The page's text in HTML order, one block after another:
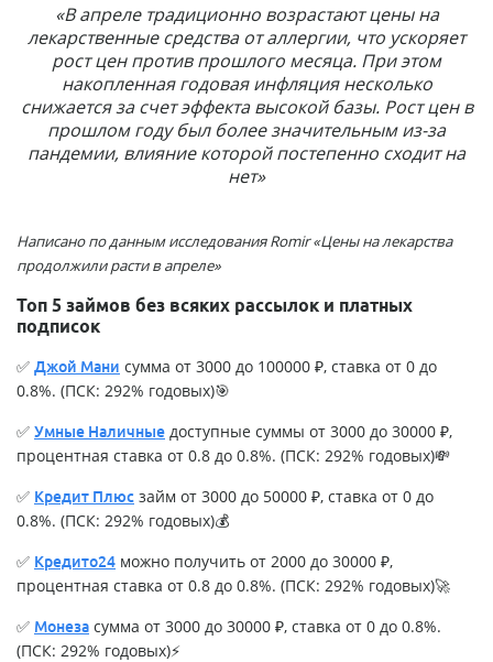
«В апреле традиционно возрастают цены на
лекарственные средства от аллергии, что ускоряет
рост цен против прошлого месяца. При этом
накопленная годовая инфляция несколько
снижается за счет эффекта высокой базы. Рост цен в
прошлом году был более значительным из-за
пандемии, влияние которой постепенно сходит на
нет»
Написано по данным исследования Romir «Цены на лекарства
продолжили расти в апреле»
Топ 5 займов без всяких рассылок и платных
подписок
✅ Джой Мани сумма от 3000 до 100000 ₽, ставка от 0 до
0.8%. (ПСК: 292% годовых)🎯
✅ Умные Наличные доступные суммы от 3000 до 30000 ₽,
процентная ставка от 0.8 до 0.8%. (ПСК: 292% годовых)💸
✅ Кредит Плюс займ от 3000 до 50000 ₽, ставка от 0 до
0.8%. (ПСК: 292% годовых)💰
✅ Кредито24 можно получить от 2000 до 30000 ₽,
процентная ставка от 0.8 до 0.8%. (ПСК: 292% годовых)🚀
✅ Монеза сумма от 3000 до 30000 ₽, ставка от 0 до 0.8%.
(ПСК: 292% годовых)⚡